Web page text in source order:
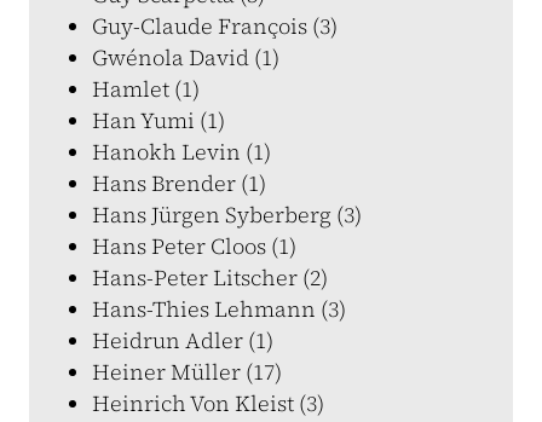
Guy-Claude François (3)
Gwénola David (1)
Hamlet (1)
Han Yumi (1)
Hanokh Levin (1)
Hans Brender (1)
Hans Jürgen Syberberg (3)
Hans Peter Cloos (1)
Hans-Peter Litscher (2)
Hans-Thies Lehmann (3)
Heidrun Adler (1)
Heiner Müller (17)
Heinrich Von Kleist (3)